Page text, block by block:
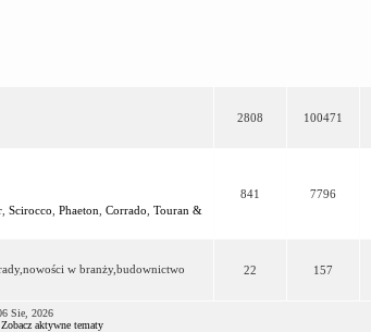
2808 100471
, Scirocco Phaeton Corrado Touran &
841 7796
w branży,budownictwo
22 157
Sie, 2026
Zobacz aktywne tematy